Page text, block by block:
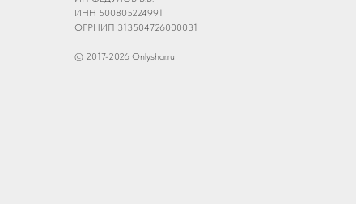
ИНН 500805224991
ОГРНИП 313504726000031
© 2017-2026 Onlyshar.ru